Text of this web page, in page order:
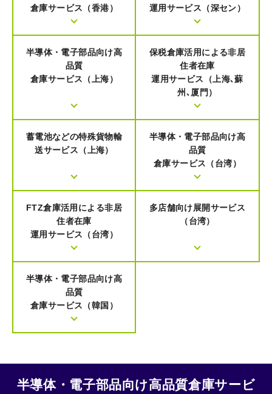
倉庫サービス（香港）
運用サービス（深セン）
半導体・電子部品向け高
品質
倉庫サービス（上海）
保税倉庫活用による非居
住者在庫
運用サービス（上海､蘇
州､厦門）
蓄電池などの特殊貨物輸
送サービス（上海）
半導体・電子部品向け高
品質
倉庫サービス（台湾）
FTZ倉庫活用による非居
住者在庫
運用サービス（台湾）
多店舗向け展開サービス
（台湾）
半導体・電子部品向け高
品質
倉庫サービス（韓国）
半導体・電子部品向け高品質倉庫サービ